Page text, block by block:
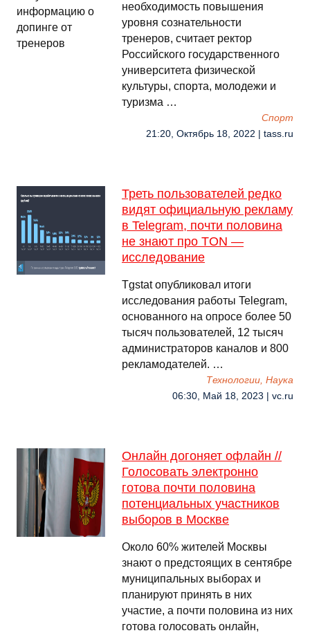
необходимость повышения
уровня сознательности
тренеров, считает ректор
Российского государственного
университета физической
культуры, спорта, молодежи и
туризма …
Спорт
21:20, Октябрь 18, 2022 | tass.ru
Треть пользователей редко
видят официальную рекламу
в Telegram, почти половина
не знают про TON —
исследование
Tgstat опубликовал итоги
исследования работы Telegram,
основанного на опросе более 50
тысяч пользователей, 12 тысяч
администраторов каналов и 800
рекламодателей. …
Технологии, Наука
06:30, Май 18, 2023 | vc.ru
Онлайн догоняет офлайн //
Голосовать электронно
готова почти половина
потенциальных участников
выборов в Москве
Около 60% жителей Москвы
знают о предстоящих в сентябре
муниципальных выборах и
планируют принять в них
участие, а почти половина из них
готова голосовать онлайн,